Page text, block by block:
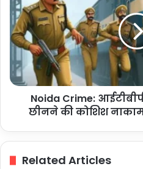
मिलेगा
विस्तार
आईटीबीपी
अधिकारी
से
मोबाइल
छीनने
की
कोशिश
Noida Crime:
छीनने की कोशिश
Related Articles